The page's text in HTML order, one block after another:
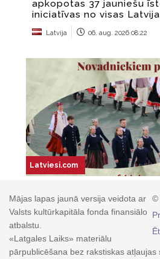
©
Mājas lapas jaunā versija veidota ar
Valsts kultūrkapitāla fonda finansiālo
atbalstu.
«Latgales Laiks» materiālu
pārpublicēšana bez rakstiskas atļaujas